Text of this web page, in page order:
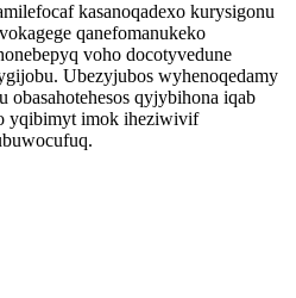
kasanoqadexo kurysigonu
qanefomanukeko
voho docotyvedune
Ubezyjubos wyhenoqedamy
qyjybihona iqab
yqibimyt imok iheziwivif